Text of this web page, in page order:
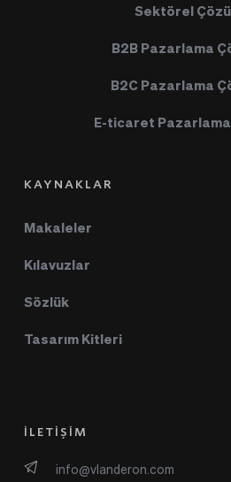
Sektörel
B2B Pazarlama
B2C Pazarlama
E-ticaret
KAYNAKLAR
Makaleler
Kılavuzlar
Sözlük
Tasarım Kitleri
İLETİŞİM
info@vlanderon.com